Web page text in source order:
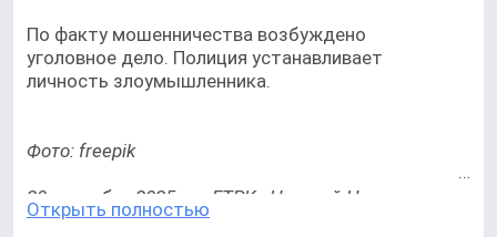
Открыть полностью
По факту мошенничества возбуждено
уголовное дело. Полиция устанавливает
личность злоумышленника.
Фото: freepik
20 сентября 2025 год ГТРК «Нижний Новгород»